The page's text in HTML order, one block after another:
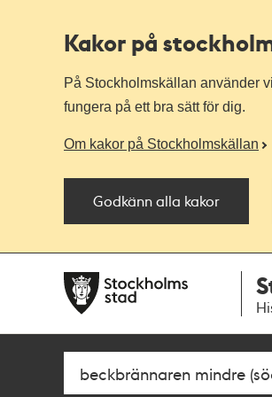
Kakor på
På Stockholmskällan använder
fungera på ett bra sätt för dig.
Om kakor på Stockholmskällan
Godkänn alla kakor
navigationen
huvudinnehållet
Sök